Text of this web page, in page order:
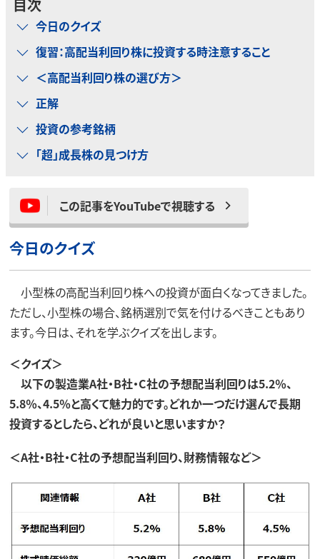
目次
今日のクイズ
復習：高配当利回り株に投資する時注意すること
＜高配当利回り株の選び方＞
正解
投資の参考銘柄
「超」成長株の見つけ方
この記事をYouTubeで視聴する
今日のクイズ
小型株の高配当利回り株への投資が面白くなってきました。
ただし、小型株の場合、銘柄選別で気を付けるべきこともあり
ます。今日は、それを学ぶクイズを出します。
＜クイズ＞
以下の製造業A社・B社・C社の予想配当利回りは5.2％、
5.8％、4.5％と高くて魅力的です。どれか一つだけ選んで長期
投資するとしたら、どれが良いと思いますか？
＜A社・B社・C社の予想配当利回り、財務情報など＞